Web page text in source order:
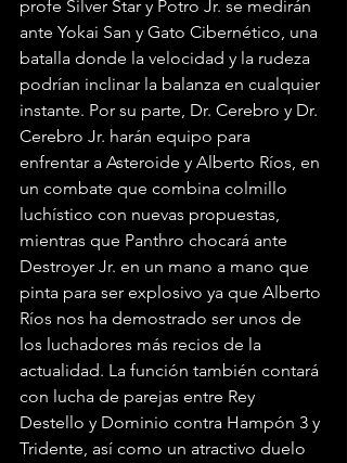
profe Silver Star y Potro Jr. se medirán
ante Yokai San y Gato Cibernético, una
batalla donde la velocidad y la rudeza
podrían inclinar la balanza en cualquier
instante. Por su parte, Dr. Cerebro y Dr.
Cerebro Jr. harán equipo para
enfrentar a Asteroide y Alberto Ríos, en
un combate que combina colmillo
luchístico con nuevas propuestas,
mientras que Panthro chocará ante
Destroyer Jr. en un mano a mano que
pinta para ser explosivo ya que Alberto
Ríos nos ha demostrado ser unos de
los luchadores más recios de la
actualidad. La función también contará
con lucha de parejas entre Rey
Destello y Dominio contra Hampón 3 y
Tridente, así como un atractivo duelo